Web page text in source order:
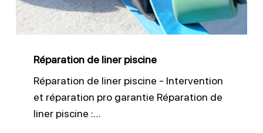
Réparation de liner piscine
Réparation de liner piscine - Intervention
et réparation pro garantie Réparation de
liner piscine :…